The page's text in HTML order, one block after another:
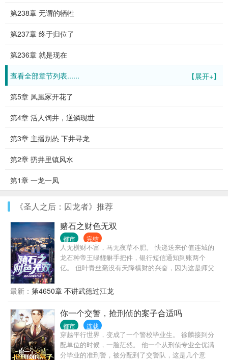
第238章 无谓的牺牲
第237章 终于归位了
第236章 就是现在
【展开+】
查看全部章节列表......
第5章 凤凰冢开花了
第4章 活人饲井，逆鳞现世
第3章 主播别怂 下井寻龙
第2章 扔井里镇风水
第1章 一龙一凤
《圣人之后：囚龙者》推荐
赌石之财色无双
都市 完结
人无横财不富，马无夜草不肥。 快递送来价值连城的
龙石种帝王绿貔貅手把件，银行短信通知到账两个
亿。 但叶青丝毫没有天降横财的兴奋，因为这是师父
为赌石而产生的恩仇，需要靠赌石来了结。 但赌石从
来都是一刀天堂，一刀地狱。 石头不骗人，骗人的都
是人。 在赌石的圈子中人心如鬼域。 但是，每一块石
头都藏着人与人的勾心斗角，血泪恩仇。
最新： 第4650章 不讲武德过江龙
你一个交警，抢刑侦的案子合适吗
都市 连载
穿越平行世界，变成了一个警校毕业生。 徐麟接到分
配单位的时候，一脸茫然。 他一个从刑侦专业全优满
分毕业的准刑警，被分配到了交警队，这是几个意